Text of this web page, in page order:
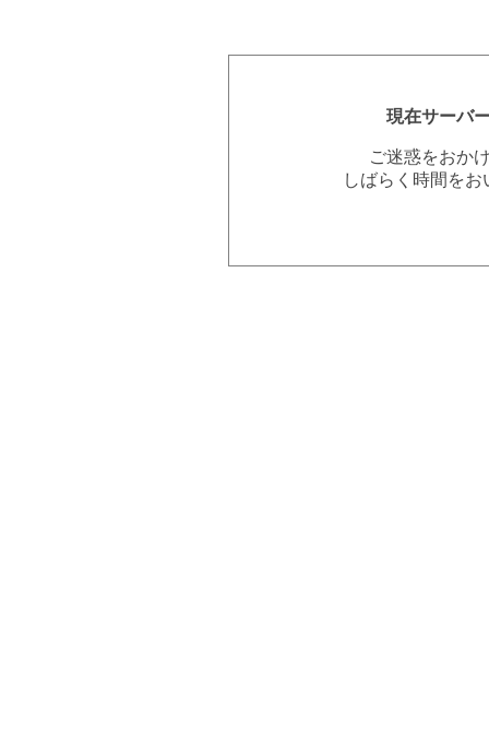
現在サーバ
ご迷惑をおか
しばらく時間を